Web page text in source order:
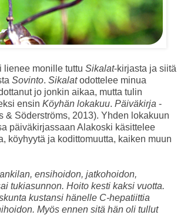
lienee monille tuttu Sikalat-kirjasta ja siitä
Sovinto. Sikalatodottelee minua
jo jonkin aikaa, mutta tulin
ensin Köyhän lokakuu. Päiväkirja -
& Söderströms, 2013). Yhden lokakuun
päiväkirjassaan Alakoski käsittelee
köyhyytä ja kodittomuutta, kaiken muun
ensihoidon, jatkohoidon,
tukiasunnon. Hoito kesti kaksi vuotta.
kustansi hänelle C-hepatiittia
Myös ennen sitä hän oli tullut